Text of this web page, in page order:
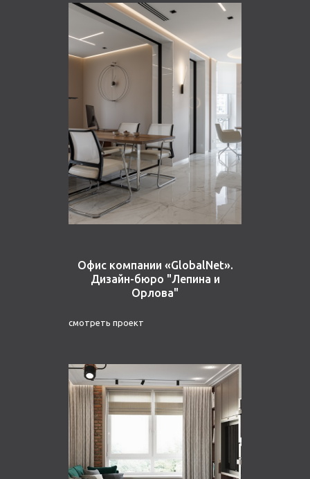
Офис компании «GlobalNet».
Дизайн-бюро "Лепина и
Орлова"
смотреть проект